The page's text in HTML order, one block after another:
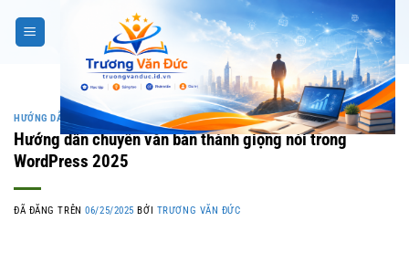
HƯỚNG DẪN WORDPRESS,WORDPRESS
Hướng dẫn chuyển văn bản thành giọng nói trong
WordPress 2025
ĐÃ ĐĂNG TRÊN06/25/2025 BỞI TRƯƠNG VĂN ĐỨC